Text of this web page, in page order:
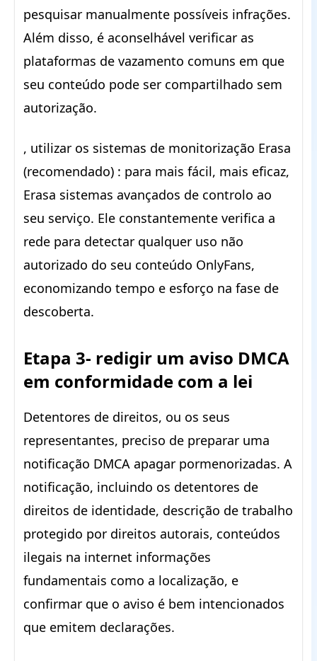
pesquisar manualmente possíveis infrações.
Além disso, é aconselhável verificar as
plataformas de vazamento comuns em que
seu conteúdo pode ser compartilhado sem
autorização.
, utilizar os sistemas de monitorização Erasa
(recomendado) : para mais fácil, mais eficaz,
Erasa sistemas avançados de controlo ao
seu serviço. Ele constantemente verifica a
rede para detectar qualquer uso não
autorizado do seu conteúdo OnlyFans,
economizando tempo e esforço na fase de
descoberta.
Etapa 3- redigir um aviso DMCA
em conformidade com a lei
Detentores de direitos, ou os seus
representantes, preciso de preparar uma
notificação DMCA apagar pormenorizadas. A
notificação, incluindo os detentores de
direitos de identidade, descrição de trabalho
protegido por direitos autorais, conteúdos
ilegais na internet informações
fundamentais como a localização, e
confirmar que o aviso é bem intencionados
que emitem declarações.